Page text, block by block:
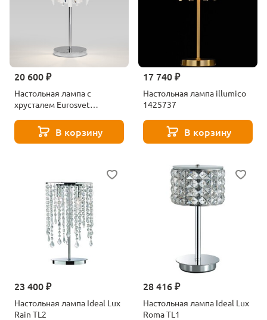
20 600 ₽
Настольная лампа с
хрусталем Eurosvet
В корзину
17 740 ₽
Настольная лампа illumico
1425737
В корзину
23 400 ₽
Настольная лампа Ideal Lux
Rain TL2
28 416 ₽
Настольная лампа Ideal Lux
Roma TL1